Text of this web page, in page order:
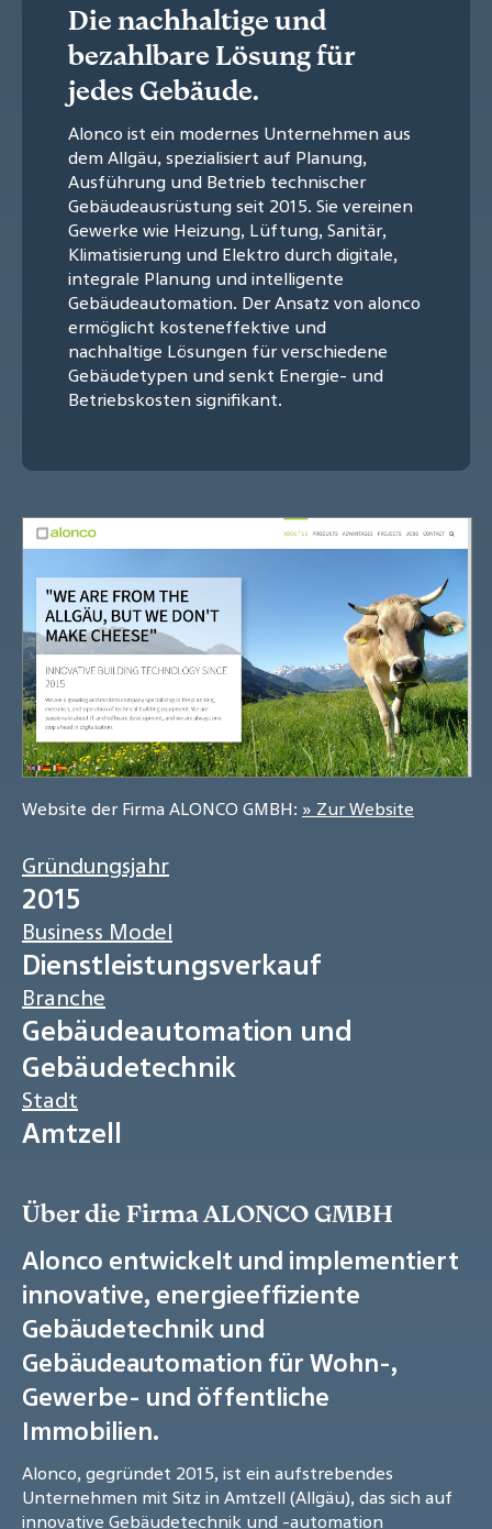
Die nachhaltige und
bezahlbare Lösung für
jedes Gebäude.
Alonco ist ein modernes Unternehmen aus
dem Allgäu, spezialisiert auf Planung,
Ausführung und Betrieb technischer
Gebäudeausrüstung seit 2015. Sie vereinen
Gewerke wie Heizung, Lüftung, Sanitär,
Klimatisierung und Elektro durch digitale,
integrale Planung und intelligente
Gebäudeautomation. Der Ansatz von alonco
ermöglicht kosteneffektive und
nachhaltige Lösungen für verschiedene
Gebäudetypen und senkt Energie- und
Betriebskosten signifikant.
Website der Firma ALONCO GMBH: » Zur Website
Gründungsjahr
2015
Business Model
Dienstleistungsverkauf
Branche
Gebäudeautomation und
Gebäudetechnik
Stadt
Amtzell
Über die Firma ALONCO GMBH
Alonco entwickelt und implementiert
innovative, energieeffiziente
Gebäudetechnik und
Gebäudeautomation für Wohn-,
Gewerbe- und öffentliche
Immobilien.
Alonco, gegründet 2015, ist ein aufstrebendes
Unternehmen mit Sitz in Amtzell (Allgäu), das sich auf
innovative Gebäudetechnik und -automation